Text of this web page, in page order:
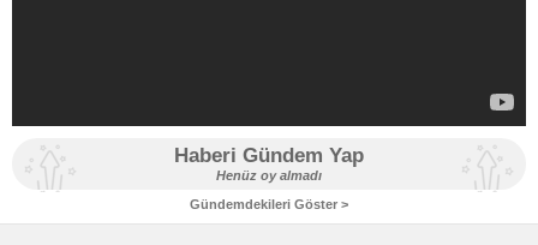
Haberi Gündem Yap
Henüz oy almadı
Gündemdekileri Göster >